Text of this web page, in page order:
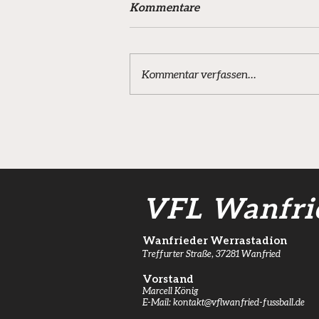
Kommentare
Kommentar verfassen...
VFL
Wanfrieder Werrastadion
Treffurter Straße, 37281 Wanfried
Vorstand
Marcell König
E-Mail:kontakt@vflwanfried-fussball.de